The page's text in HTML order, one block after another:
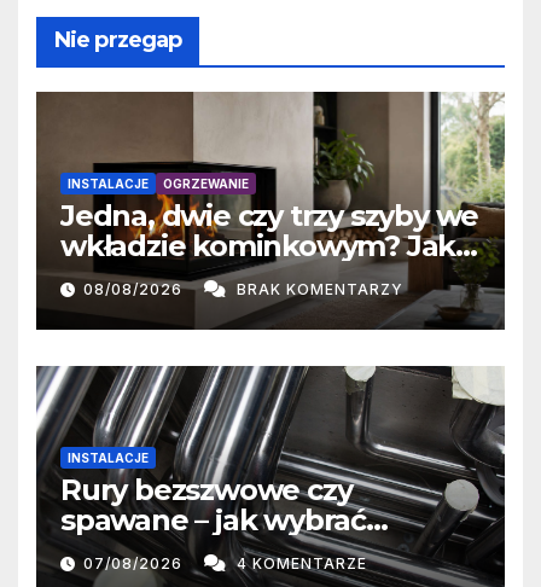
Nie przegap
INSTALACJE OGRZEWANIE
Jedna, dwie czy trzy szyby we
wkładzie kominkowym? Jak
przeszklenie wpływa na
oddawanie ciepła
08/08/2026 BRAK KOMENTARZY
INSTALACJE
Rury bezszwowe czy
spawane – jak wybrać
właściwe rozwiązanie?
07/08/2026 4 KOMENTARZE